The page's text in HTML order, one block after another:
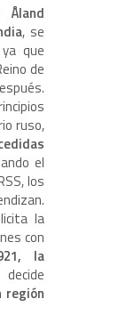
, se
que
de
ruso,
el
los
la
con
la
región